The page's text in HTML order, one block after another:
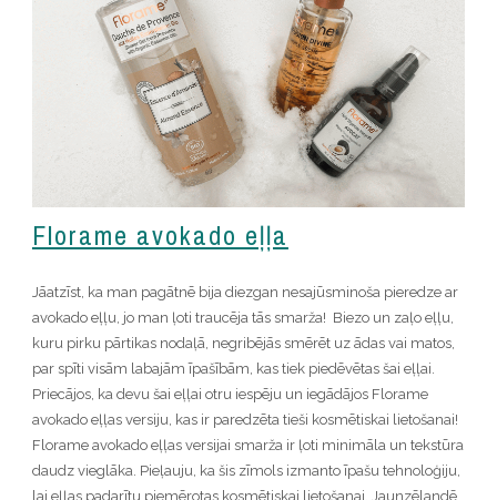
Florame avokado eļļa
Jāatzīst, ka man pagātnē bija diezgan nesajūsminoša pieredze ar
avokado eļļu, jo man ļoti traucēja tās smarža! Biezo un zaļo eļļu,
kuru pirku pārtikas nodaļā, negribējās smērēt uz ādas vai matos,
par spīti visām labajām īpašībām, kas tiek piedēvētas šai eļļai.
Priecājos, ka devu šai eļļai otru iespēju un iegādājos Florame
avokado eļļas versiju, kas ir paredzēta tieši kosmētiskai lietošanai!
Florame avokado eļļas versijai smarža ir ļoti minimāla un tekstūra
daudz vieglāka. Pieļauju, ka šis zīmols izmanto īpašu tehnoloģiju,
lai eļļas padarītu piemērotas kosmētiskai lietošanai. Jaunzēlandē